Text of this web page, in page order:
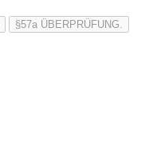
§57a ÜBERPRÜFUNG.